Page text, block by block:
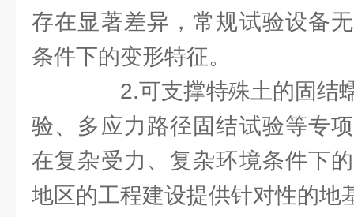
存在显著差异，常规试验设备
条件下的变形特征。
2.可支撑特殊土的固结
验、多应力路径固结试验等专
在复杂受力、复杂环境条件下
地区的工程建设提供针对性的地